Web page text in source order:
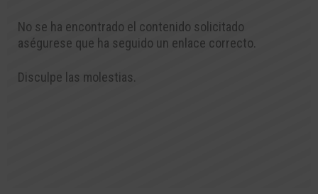
No se ha encontrado el contenido solicitado
aségurese que ha seguido un enlace correcto.
Disculpe las molestias.